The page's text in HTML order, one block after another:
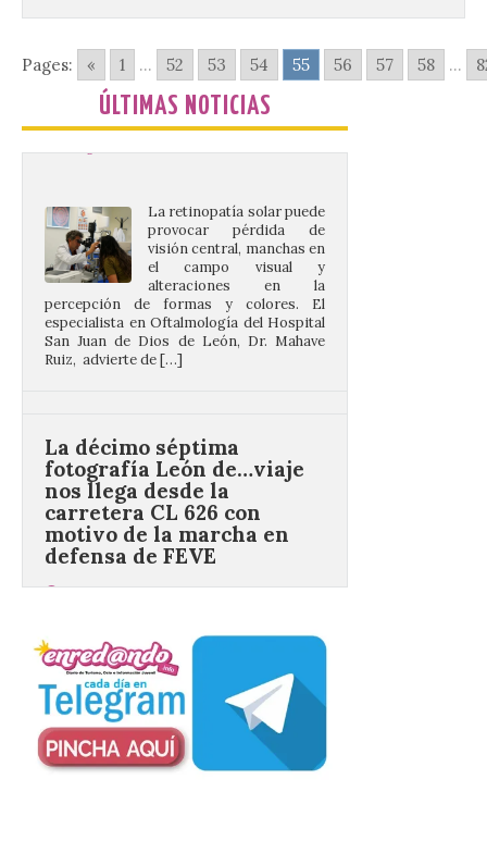
Pages: « 1 ... 52 53 54 55 56 57 58 ...
ÚLTIMAS NOTICIAS
puede causar daños
irreversibles en la retina”
6 Ago 2026
La retinopatía solar puede
el campo visual y
alteraciones en la
percepción de formas y colores. El
especialista en Oftalmología del Hospital
San Juan de Dios de León, Dr. Mahave
Ruiz, advierte de […]
carretera CL 626 con
motivo de la marcha en
defensa de FEVE
6 Ago 2026
organizado por la sección
juvenil de la Asociación
Enróllate, la Asociación
Conceyu País Llionés y el Diario de
Turismo, Ocio e Información para
jóvenes “Enredando.info”. Eduardo
Morán nos envía desde la carretera […]